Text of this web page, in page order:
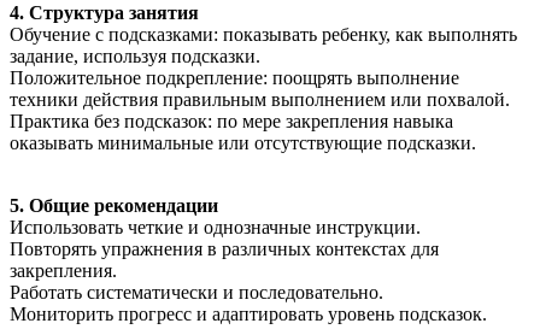
4. Структура занятия
Обучение с подсказками: показывать ребенку, как выполнять
задание, используя подсказки.
Положительное подкрепление: поощрять выполнение
техники действия правильным выполнением или похвалой.
Практика без подсказок: по мере закрепления навыка
оказывать минимальные или отсутствующие подсказки.
5. Общие рекомендации
Использовать четкие и однозначные инструкции.
Повторять упражнения в различных контекстах для
закрепления.
Работать систематически и последовательно.
Мониторить прогресс и адаптировать уровень подсказок.